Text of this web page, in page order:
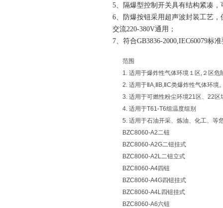
5、隔爆型控制开关具有结构紧凑
6、防爆按钮采用超声波封装工艺
交流220-380V通用；
7、符合GB3836-2000,IEC60079标
范围
1. 适用于爆炸性气体环境１区,２区危
2. 适用于ⅡA,ⅡB,ⅡC类爆炸性气体环境
3. 适用于可燃性粉尘环境21区、22区
4. 适用于T61-T6组温度组别
5. 适用于石油开采、炼油、化工、等
BZC8060-A2二钮
BZC8060-A2G二钮挂式
BZC8060-A2L二钮立式
BZC8060-A4四钮
BZC8060-A4G四钮挂式
BZC8060-A4L四钮挂式
BZC8060-A6六钮